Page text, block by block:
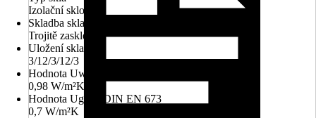
Izolační sklo
Skladba skla
Trojitě zasklené
Uložení skla
3/12/3/12/3
Hodnota Uw dle DIN EN 10077
0,98 W/m²K
Hodnota Ug dle DIN EN 673
0,7 W/m²K